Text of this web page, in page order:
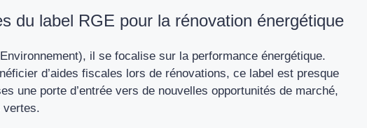
du label RGE pour la rénovation énergétique
il se focalise sur la performance énergétique.
d’aides fiscales lors de rénovations, ce label est presque
une porte d’entrée vers de nouvelles opportunités de marché,
vertes.